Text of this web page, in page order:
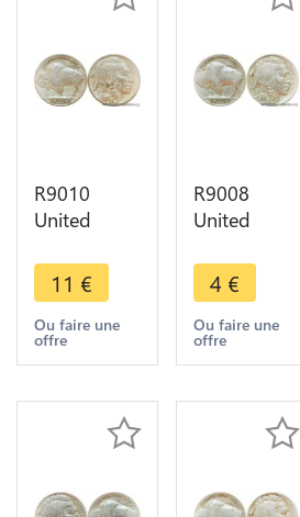
R9010
United
5 Cents
Buffalo
1916 ->
Make offer
11 €
Ou faire une
offre
R9008
United
5 Cents
Buffalo
1936 ->
Make offer
4 €
Ou faire une
offre